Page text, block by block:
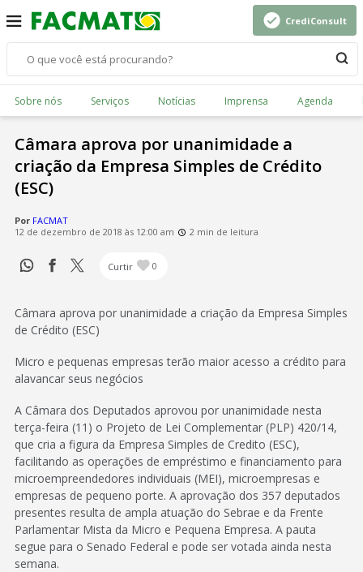
CrediConsult
Sobre nós Serviços Notícias Imprensa Agenda
Câmara aprova por unanimidade a
criação da Empresa Simples de Crédito
(ESC)
Por FACMAT
12 de dezembro de 2018 às 12:00 am
2 min de leitura
Curtir 0
Câmara aprova por unanimidade a criação da Empresa Simples
de Crédito (ESC)
Micro e pequenas empresas terão maior acesso a crédito para
alavancar seus negócios
A Câmara dos Deputados aprovou por unanimidade nesta
terça-feira (11) o Projeto de Lei Complementar (PLP) 420/14,
que cria a figura da Empresa Simples de Credito (ESC),
facilitando as operações de empréstimo e financiamento para
microempreendedores individuais (MEI), microempresas e
empresas de pequeno porte. A aprovação dos 357 deputados
presentes resulta de ampla atuação do Sebrae e da Frente
Parlamentar Mista da Micro e Pequena Empresa. A pauta
segue para o Senado Federal e pode ser votada ainda nesta
semana.